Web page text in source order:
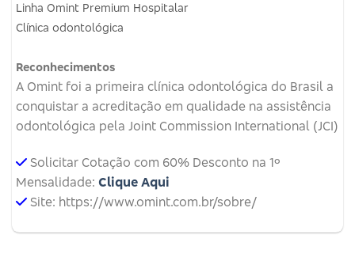
Linha Omint Premium Hospitalar
Clínica odontológica
Reconhecimentos
A Omint foi a primeira clínica odontológica do Brasil a
conquistar a acreditação em qualidade na assistência
odontológica pela Joint Commission International (JCI)
Solicitar Cotação com 60% Desconto na 1º
Mensalidade: Clique Aqui
Site: https://www.omint.com.br/sobre/